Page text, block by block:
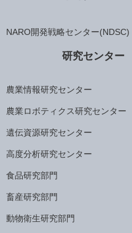
NARO開発戦略センター(NDSC)
研究センター
農業情報研究センター
農業ロボティクス研究センター
遺伝資源研究センター
高度分析研究センター
食品研究部門
畜産研究部門
動物衛生研究部門